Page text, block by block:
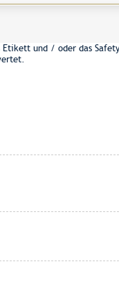
und / oder das